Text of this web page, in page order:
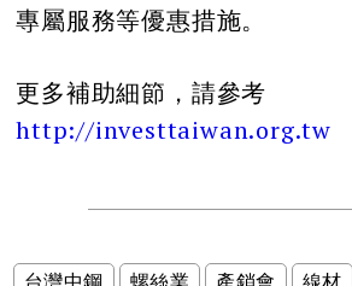
專屬服務等優惠措施。
更多補助細節，請參考
http://investtaiwan.org.tw